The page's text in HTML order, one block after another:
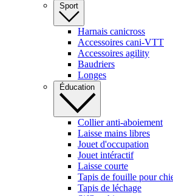
Sport
Harnais canicross
Accessoires cani-VTT
Accessoires agility
Baudriers
Longes
Éducation
Collier anti-aboiement
Laisse mains libres
Jouet d'occupation
Jouet intéractif
Laisse courte
Tapis de fouille pour
Tapis de léchage